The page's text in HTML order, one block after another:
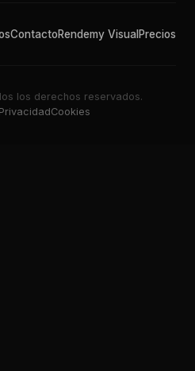
ContactoRendemy Visual Precios
los derechos reservados.
PrivacidadCookies